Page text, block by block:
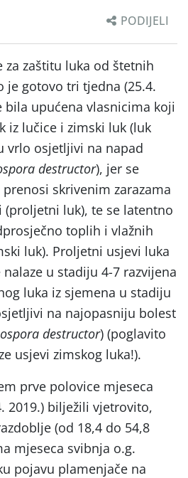
PODIJELI
zaštitu luka od štetnih
je gotovo tri tjedna (25.4.
bila upućena vlasnicima koji
iz lučice i zimski luk (luk
vrlo osjetljivi na napad
destructor), jer se
skrivenim zarazama
(proljetni luk), te se latentno
toplih i vlažnih
luk). Proljetni usjevi luka
u stadiju 4-7 razvijena
luka iz sjemena u stadiju
na najopasniju bolest
destructor) (poglavito
usjevi zimskog luka!).
prve polovice mjeseca
2019.) bilježili vjetrovito,
(od 18,4 do 54,8
mjeseca svibnja o.g.
pojavu plamenjače na